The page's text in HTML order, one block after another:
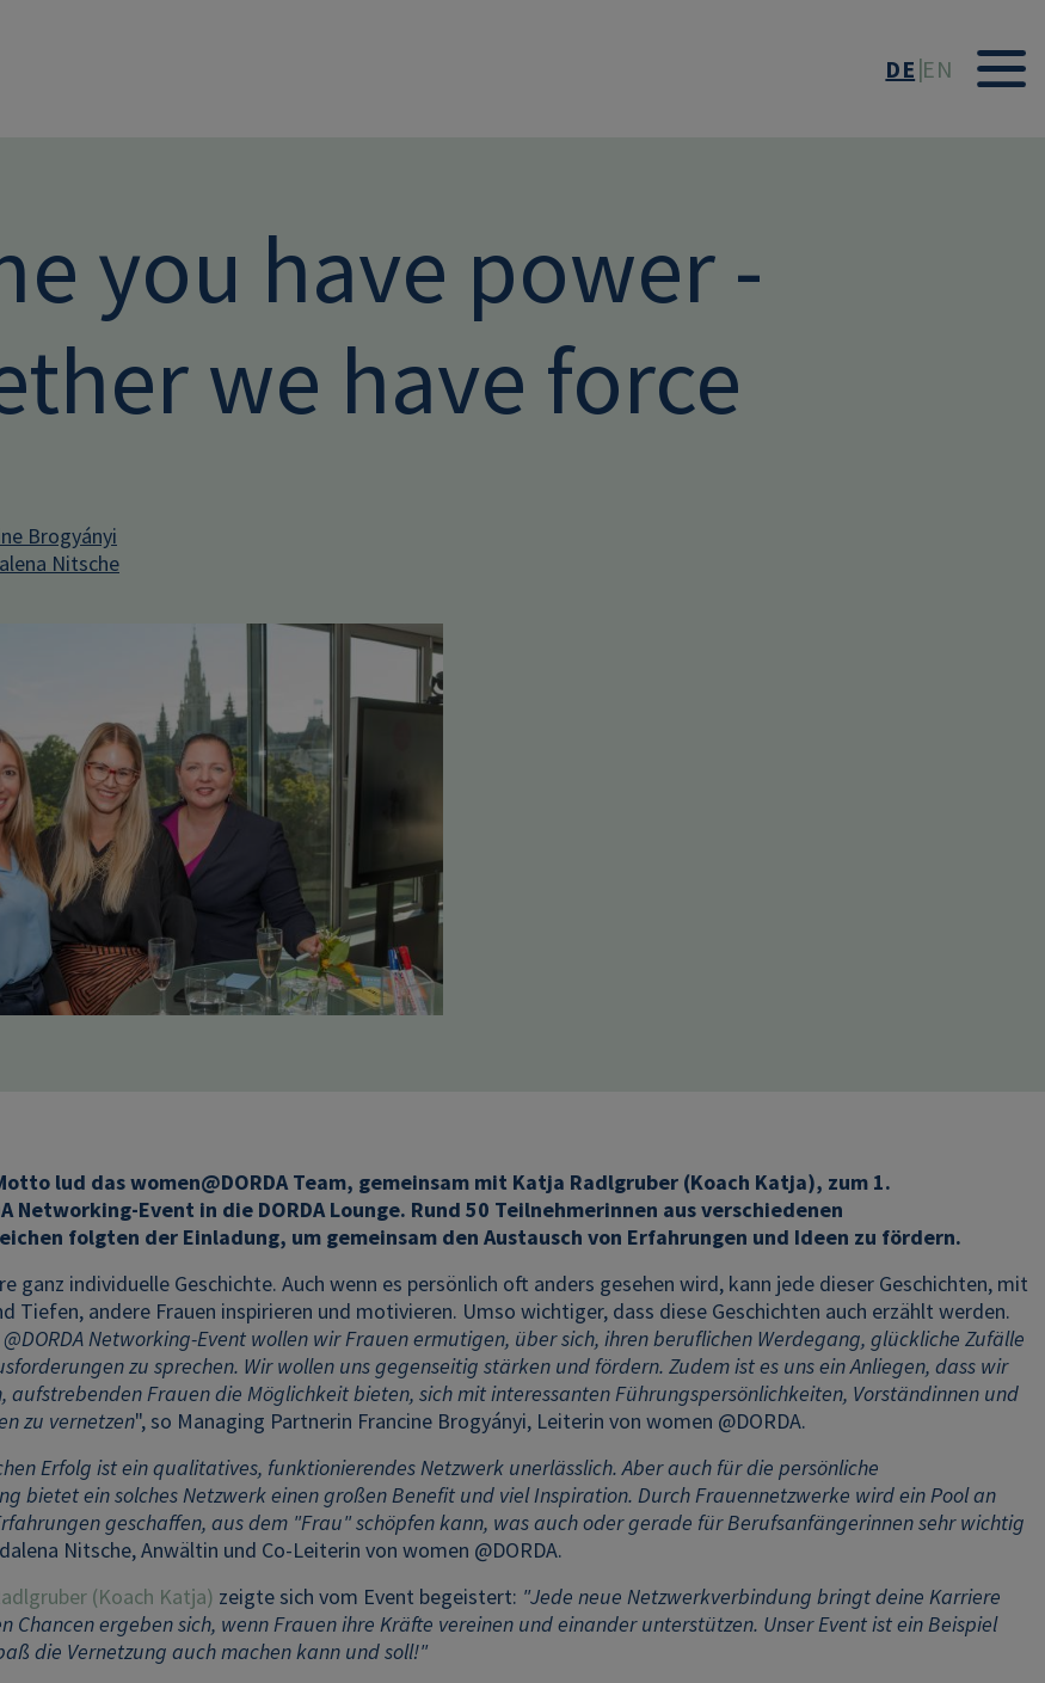
DE EN
you have power -
we have force
Brogyányi
Nitsche
lud das women@DORDA Team, gemeinsam mit Katja Radlgruber (Koach Katja), zum 1.
Networking-Event in die DORDA Lounge. Rund 50 Teilnehmerinnen aus verschiedenen
folgten der Einladung, um gemeinsam den Austausch von Erfahrungen und Ideen zu fördern.
ganz individuelle Geschichte. Auch wenn es persönlich oft anders gesehen wird, kann jede dieser Geschichten, mit
Tiefen, andere Frauen inspirieren und motivieren. Umso wichtiger, dass diese Geschichten auch erzählt werden.
Networking-Event wollen wir Frauen ermutigen, über sich, ihren beruflichen Werdegang, glückliche Zufälle
zu sprechen. Wir wollen uns gegenseitig stärken und fördern. Zudem ist es uns ein Anliegen, dass wir
aufstrebenden Frauen die Möglichkeit bieten, sich mit interessanten Führungspersönlichkeiten, Vorständinnen und
zu vernetzen", so Managing Partnerin Francine Brogyányi, Leiterin von women @DORDA.
Erfolg ist ein qualitatives, funktionierendes Netzwerk unerlässlich. Aber auch für die persönliche
bietet ein solches Netzwerk einen großen Benefit und viel Inspiration. Durch Frauennetzwerke wird ein Pool an
geschaffen, aus dem "Frau" schöpfen kann, was auch oder gerade für Berufsanfängerinnen sehr wichtig
Nitsche, Anwältin und Co-Leiterin von women @DORDA.
(Koach Katja) zeigte sich vom Event begeistert: "Jede neue Netzwerkverbindung bringt deine Karriere
Chancen ergeben sich, wenn Frauen ihre Kräfte vereinen und einander unterstützen. Unser Event ist ein Beispiel
die Vernetzung auch machen kann und soll!"